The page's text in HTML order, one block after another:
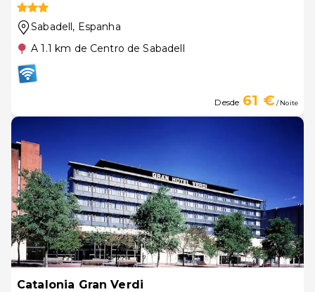
Sabadell, Espanha
A 1.1 km de Centro de Sabadell
Desde 61 €/ Noite
Catalonia Gran Verdi